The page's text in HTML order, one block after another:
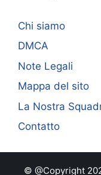
Chi siamo
DMCA
Note Legali
Mappa del sito
La Nostra
Contatto
© @Copyright